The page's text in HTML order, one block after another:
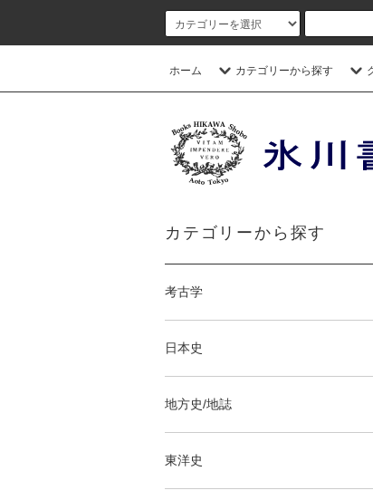
ホーム カテゴリーから探す
カテゴリーから探す
考古学
日本史
地方史/地誌
東洋史